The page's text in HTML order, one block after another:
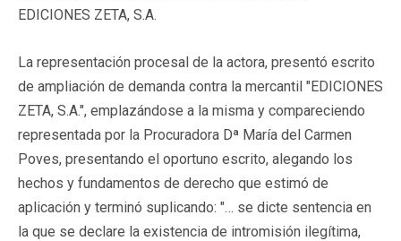
EDICIONES ZETA, S.A.
La representación procesal de la actora, presentó escrito
de ampliación de demanda contra la mercantil "EDICIONES
ZETA, S.A.", emplazándose a la misma y compareciendo
representada por la Procuradora Dª María del Carmen
Poves, presentando el oportuno escrito, alegando los
hechos y fundamentos de derecho que estimó de
aplicación y terminó suplicando: "… se dicte sentencia en
la que se declare la existencia de intromisión ilegítima,